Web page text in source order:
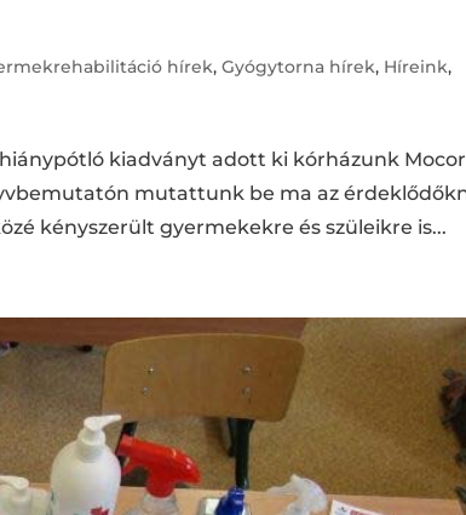
hírek,Gyógytorna hírek, Híreink,
kiadványt adott ki kórházunk
mutattunk be ma az
kényszerült gyermekekre és szüleikre is...